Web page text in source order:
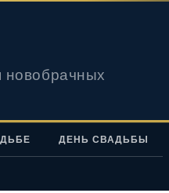
новобрачных
ДЕНЬ СВАДЬБЫ